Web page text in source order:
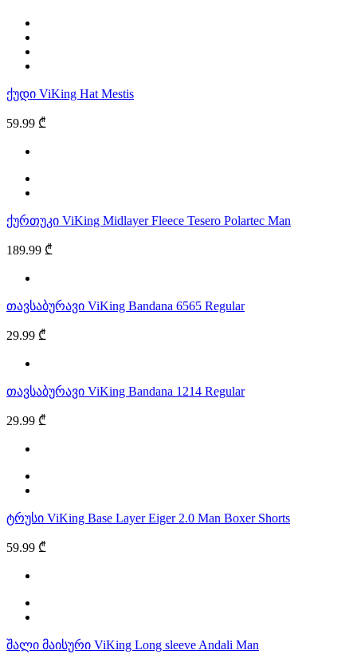
ქუდი ViKing Hat Mestis
59.99 ₾
ქურთუკი ViKing Midlayer Fleece Tesero Polartec Man
189.99 ₾
თავსაბურავი ViKing Bandana 6565 Regular
29.99 ₾
თავსაბურავი ViKing Bandana 1214 Regular
29.99 ₾
ტრუსი ViKing Base Layer Eiger 2.0 Man Boxer Shorts
59.99 ₾
შალი მაისური ViKing Long sleeve Andali Man